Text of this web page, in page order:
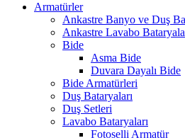
Armatürler
Ankastre Banyo ve Duş
Ankastre Lavabo
Bide
Asma Bide
Duvara Dayalı Bide
Bide Armatürleri
Duş Bataryaları
Duş Setleri
Lavabo Bataryaları
Fotoselli Armatür